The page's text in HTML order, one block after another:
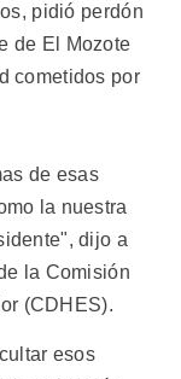
pidió perdón
de El Mozote
cometidos por
de esas
la nuestra
dijo a
la Comisión
(CDHES).
esos